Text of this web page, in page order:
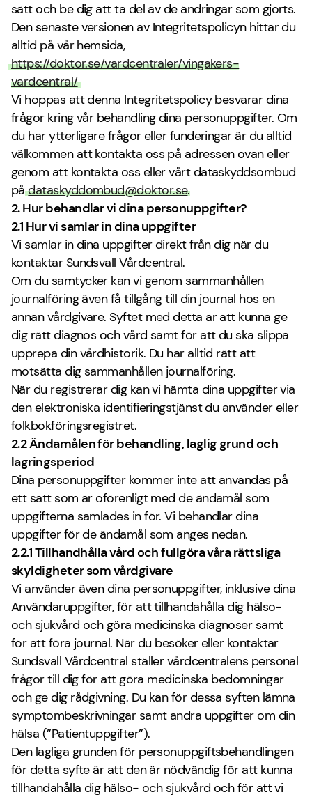
sätt och be dig att ta del av de ändringar som gjorts.
Den senaste versionen av Integritetspolicyn hittar du
alltid på vår hemsida,
https://doktor.se/vardcentraler/vingakers-
vardcentral/
Vi hoppas att denna Integritetspolicy besvarar dina
frågor kring vår behandling dina personuppgifter. Om
du har ytterligare frågor eller funderingar är du alltid
välkommen att kontakta oss på adressen ovan eller
genom att kontakta oss eller vårt dataskyddsombud
pådataskyddombud@doktor.se.
2. Hur behandlar vi dina personuppgifter?
2.1 Hur vi samlar in dina uppgifter
Vi samlar in dina uppgifter direkt från dig när du
kontaktar Sundsvall Vårdcentral.
Om du samtycker kan vi genom sammanhållen
journalföring även få tillgång till din journal hos en
annan vårdgivare. Syftet med detta är att kunna ge
dig rätt diagnos och vård samt för att du ska slippa
upprepa din vårdhistorik. Du har alltid rätt att
motsätta dig sammanhållen journalföring.
När du registrerar dig kan vi hämta dina uppgifter via
den elektroniska identifieringstjänst du använder eller
folkbokföringsregistret.
2.2 Ändamålen för behandling, laglig grund och
lagringsperiod
Dina personuppgifter kommer inte att användas på
ett sätt som är oförenligt med de ändamål som
uppgifterna samlades in för. Vi behandlar dina
uppgifter för de ändamål som anges nedan.
2.2.1 Tillhandhålla vård och fullgöra våra rättsliga
skyldigheter som vårdgivare
Vi använder även dina personuppgifter, inklusive dina
Användaruppgifter, för att tillhandahålla dig hälso-
och sjukvård och göra medicinska diagnoser samt
för att föra journal. När du besöker eller kontaktar
Sundsvall Vårdcentral ställer vårdcentralens personal
frågor till dig för att göra medicinska bedömningar
och ge dig rådgivning. Du kan för dessa syften lämna
symptombeskrivningar samt andra uppgifter om din
hälsa (”Patientuppgifter”).
Den lagliga grunden för personuppgiftsbehandlingen
för detta syfte är att den är nödvändig för att kunna
tillhandahålla dig hälso- och sjukvård och för att vi